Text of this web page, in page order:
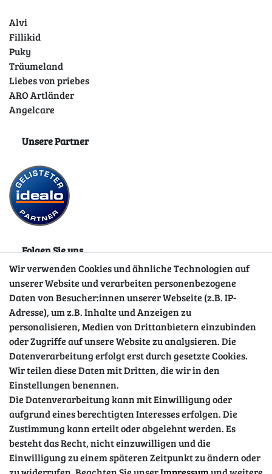
Alvi
Fillikid
Puky
Träumeland
Liebes von priebes
ARO Artländer
Angelcare
Unsere Partner
Folgen Sie uns
Sicher einkaufen
Wir verwenden Cookies und ähnliche Technologien auf
unserer Website und verarbeiten personenbezogene
Daten von Besucher:innen unserer Webseite (z.B. IP-
Adresse), um z.B. Inhalte und Anzeigen zu
personalisieren, Medien von Drittanbietern einzubinden
oder Zugriffe auf unsere Website zu analysieren. Die
Datenverarbeitung erfolgt erst durch gesetzte Cookies.
Wir teilen diese Daten mit Dritten, die wir in den
Einstellungen benennen.
Die Datenverarbeitung kann mit Einwilligung oder
aufgrund eines berechtigten Interesses erfolgen. Die
Zustimmung kann erteilt oder abgelehnt werden. Es
besteht das Recht, nicht einzuwilligen und die
Einwilligung zu einem späteren Zeitpunkt zu ändern oder